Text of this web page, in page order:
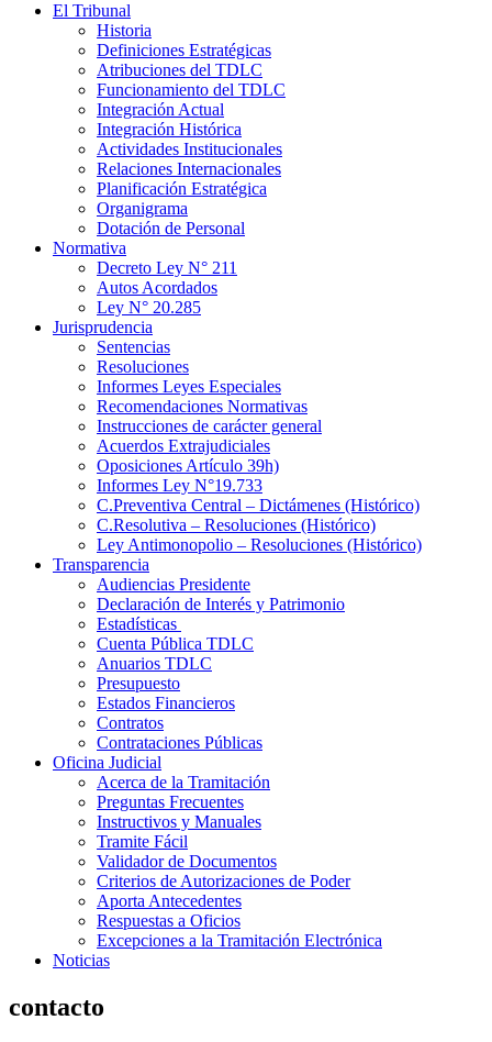
El Tribunal
Historia
Definiciones Estratégicas
Atribuciones del TDLC
Funcionamiento del TDLC
Integración Actual
Integración Histórica
Actividades Institucionales
Relaciones Internacionales
Planificación Estratégica
Organigrama
Dotación de Personal
Normativa
Decreto Ley N° 211
Autos Acordados
Ley N° 20.285
Jurisprudencia
Sentencias
Resoluciones
Informes Leyes Especiales
Recomendaciones Normativas
Instrucciones de carácter general
Acuerdos Extrajudiciales
Oposiciones Artículo 39h)
Informes Ley N°19.733
C.Preventiva Central – Dictámenes (Histórico)
C.Resolutiva – Resoluciones (Histórico)
Ley Antimonopolio – Resoluciones (Histórico)
Transparencia
Audiencias Presidente
Declaración de Interés y Patrimonio
Estadísticas
Cuenta Pública TDLC
Anuarios TDLC
Presupuesto
Estados Financieros
Contratos
Contrataciones Públicas
Oficina Judicial
Acerca de la Tramitación
Preguntas Frecuentes
Instructivos y Manuales
Tramite Fácil
Validador de Documentos
Criterios de Autorizaciones de Poder
Aporta Antecedentes
Respuestas a Oficios
Excepciones a la Tramitación Electrónica
Noticias
contacto